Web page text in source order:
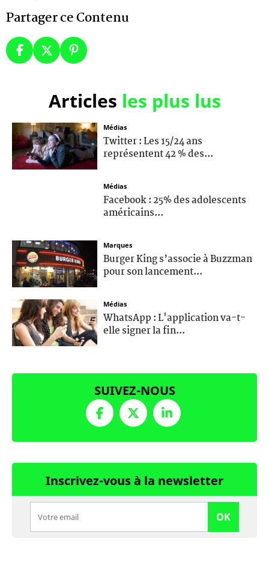
Partager ce Contenu
Articles les plus lus
Médias
Twitter : Les 15/24 ans
représentent 42 % des...
Médias
Facebook : 25% des adolescents
américains...
Marques
Burger King s’associe à Buzzman
pour son lancement...
Médias
WhatsApp : L'application va-t-
elle signer la fin...
SUIVEZ-NOUS
Inscrivez-vous à la newsletter
OK